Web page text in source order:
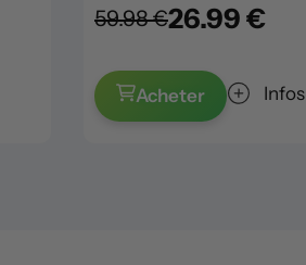
59.98 €26.99 €
Acheter Infos